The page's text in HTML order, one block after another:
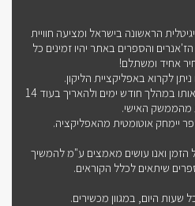
הראשונה בישראל ומציעה חוויית
והספרים באתר יהיו זמינים כל
אחיד ומשתלם!
לקרוא באפליקציית הליקון.
מרגע שכירת הספר, ניתן לקרוא אותו במהלך חודש ימים ולהאריך בעוד 14
מהממשק האישי.
יימחק אוטומטית מהאפליקציה.
ואנו עושים מאמצים ע"מ להמשיך
שיתאים לכלל הקוראים.
שעות היום, במגוון מכשירים.